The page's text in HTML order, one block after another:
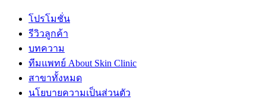
โปรโมชั่น
รีวิวลูกค้า
บทความ
ทีมแพทย์ About Skin Clinic
สาขาทั้งหมด
นโยบายความเป็นส่วนตัว